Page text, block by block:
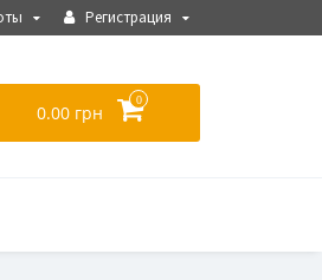
Регистрация
0.00 грн
0